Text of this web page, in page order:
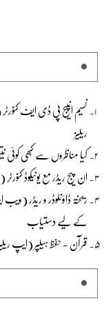
نسیم انپیج پی ڈی ایف
ریلیز
کیا مناظروں سے کبھی کوئی
ان پیج ریڈر مع یونیکوڈ
ریختہ ڈاؤنلوڈر و ریڈر
کے لیے دستیاب
قرآن - حفظ ہیلپر (ایپ